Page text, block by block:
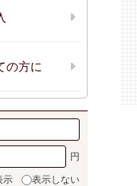
の方に
示
表示しない